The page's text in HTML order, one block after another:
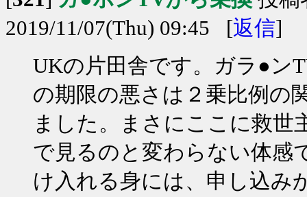
2019/11/07(Thu) 09:45 [返信]
UKの片田舎です。ガラ●ン
の期限の悪さは２乗比例の
ました。まさにここに救世
で見るのと変わらない体感
け入れる身には、申し込み